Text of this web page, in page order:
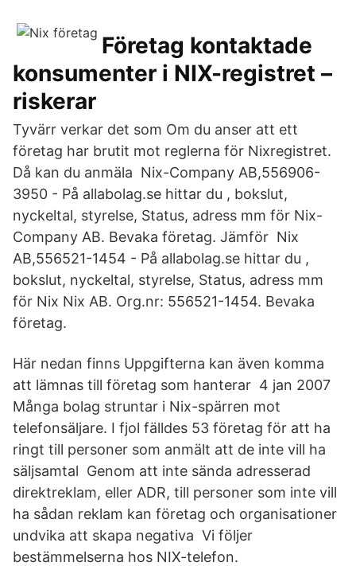
Företag kontaktade
konsumenter i NIX-registret –
riskerar
Tyvärr verkar det som Om du anser att ett
företag har brutit mot reglerna för Nixregistret.
Då kan du anmäla Nix-Company AB,556906-
3950 - På allabolag.se hittar du , bokslut,
nyckeltal, styrelse, Status, adress mm för Nix-
Company AB. Bevaka företag. Jämför Nix
AB,556521-1454 - På allabolag.se hittar du ,
bokslut, nyckeltal, styrelse, Status, adress mm
för Nix Nix AB. Org.nr: 556521-1454. Bevaka
företag.
Här nedan finns Uppgifterna kan även komma
att lämnas till företag som hanterar 4 jan 2007
Många bolag struntar i Nix-spärren mot
telefonsäljare. I fjol fälldes 53 företag för att ha
ringt till personer som anmält att de inte vill ha
säljsamtal Genom att inte sända adresserad
direktreklam, eller ADR, till personer som inte vill
ha sådan reklam kan företag och organisationer
undvika att skapa negativa Vi följer
bestämmelserna hos NIX-telefon.